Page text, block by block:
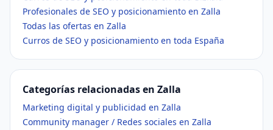
Profesionales de SEO y posicionamiento en Zalla
Todas las ofertas en Zalla
Curros de SEO y posicionamiento en toda España
Categorías relacionadas en Zalla
Marketing digital y publicidad en Zalla
Community manager / Redes sociales en Zalla